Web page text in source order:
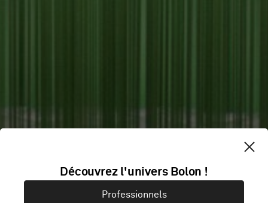
Découvrez l'univers Bolon !
Professionnels